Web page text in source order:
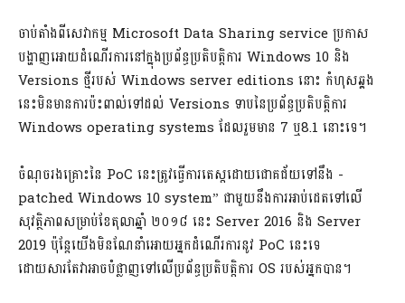
ចាប់តាំងពីសេវាកម្ម Microsoft Data Sharing service ប្រកាស
បង្ហាញអោយដំណើរការនៅក្នុងប្រព័ន្ធប្រតិបត្តិការ Windows 10 និង
Versions ថ្មីរបស់ Windows server editions នោះ កំហុសឆ្គង
នេះមិនមានការប៉ះពាល់ទៅដល់ Versions ទាបនៃប្រព័ន្ធប្រតិបត្តិការ
Windows operating systems ដែលរួមមាន 7 ឬ​8.1 នោះទេ។
ចំណុចរងគ្រោះនៃ PoC នេះត្រូវធ្វើការតេស្តដោយជោគជ័យទៅនឹង -
patched Windows 10 system” ជាមួយនឹងការអាប់ដេតទៅលើ
សុវត្ថិភាពសម្រាប់ខែតុលាឆ្នាំ ២០១៨ នេះ Server 2016 និង Server
2019 ប៉ុន្តែយើងមិនណែនាំអោយអ្នកដំណើរការនូវ PoC នេះទេ
ដោយសារតែវាអាចបំផ្លាញទៅលើប្រព័ន្ធប្រតិបត្តិការ OS របស់អ្នកបាន។